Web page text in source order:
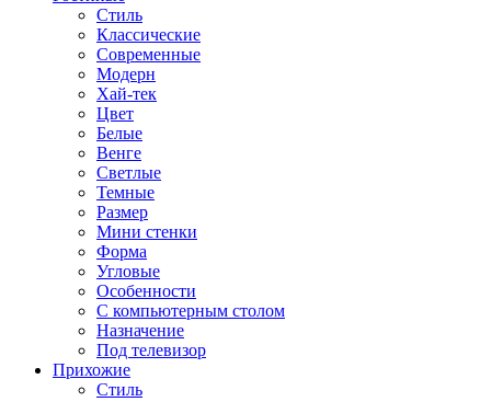
Стиль
Классические
Современные
Модерн
Хай-тек
Цвет
Белые
Венге
Светлые
Темные
Размер
Мини стенки
Форма
Угловые
Особенности
С компьютерным столом
Назначение
Под телевизор
Прихожие
Стиль